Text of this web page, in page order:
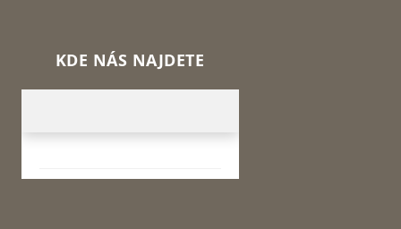
KDE NÁS NAJDETE